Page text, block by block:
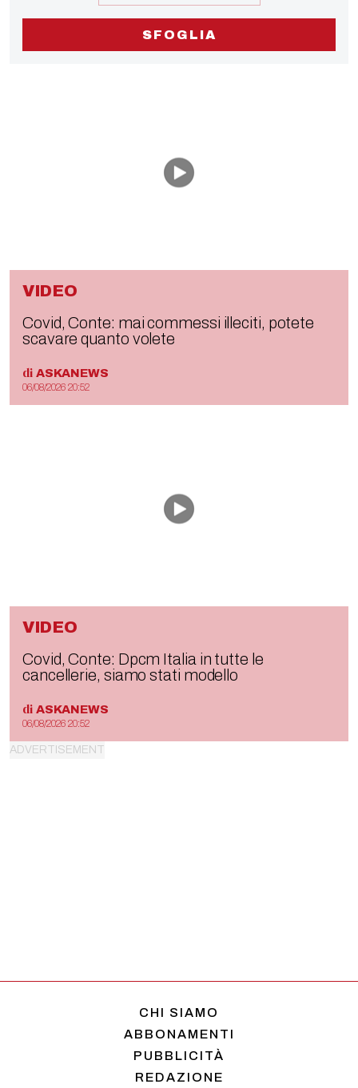
SFOGLIA
VIDEO
Covid, Conte: mai commessi illeciti, potete
scavare quanto volete
di ASKANEWS
06/08/2026 20:52
VIDEO
Covid, Conte: Dpcm Italia in tutte le
cancellerie, siamo stati modello
di ASKANEWS
06/08/2026 20:52
CHI SIAMO
ABBONAMENTI
PUBBLICITÀ
REDAZIONE